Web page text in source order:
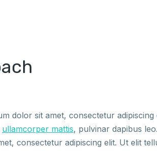
dolor sit amet, consectetur adipiscing
ullamcorper mattis, pulvinar dapibus
consectetur adipiscing elit. Ut elit